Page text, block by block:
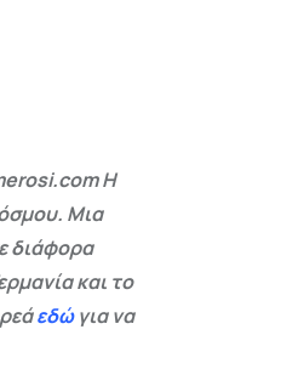
Η
Μια
διάφορα
και το
εδώγια να